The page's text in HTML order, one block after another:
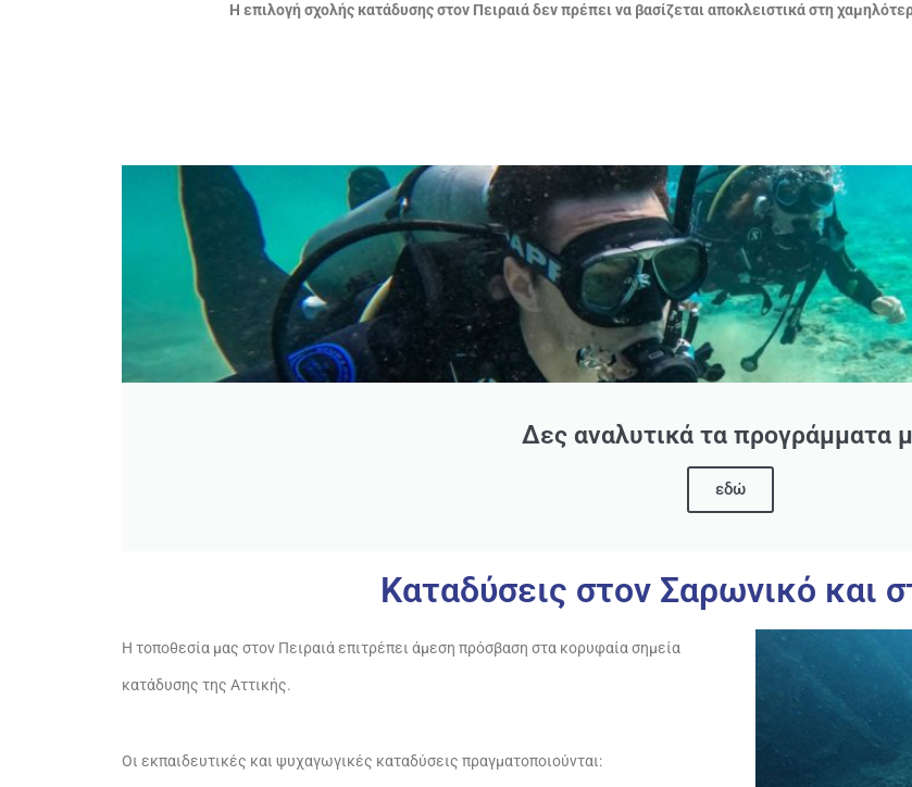
Η επιλογή σχολής κατάδυσης στον Πειραιά δεν πρέπει να βασίζεται αποκλειστικά στη
Δες αναλυτικά τα προγράμματα
εδώ
Καταδύσεις στον Σαρωνικό και
Η τοποθεσία μας στον Πειραιά επιτρέπει άμεση πρόσβαση στα κορυφαία σημεία
κατάδυσης της Αττικής.
Οι εκπαιδευτικές και ψυχαγωγικές καταδύσεις πραγματοποιούνται: